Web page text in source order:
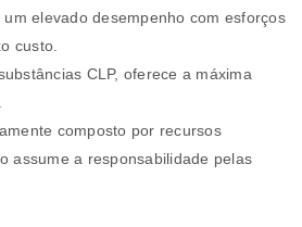
elevado desempenho com esforços
custo.
CLP, oferece a máxima
composto por recursos
assume a responsabilidade pelas